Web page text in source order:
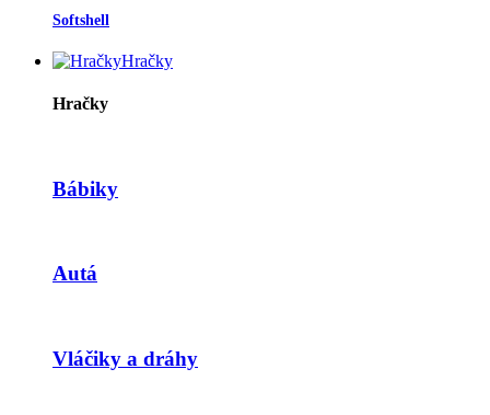
Softshell
Hračky
Hračky
Bábiky
Autá
Vláčiky a dráhy